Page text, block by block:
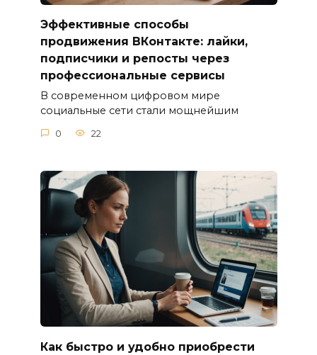
Эффективные способы
продвижения ВКонтакте: лайки,
подписчики и репосты через
профессиональные сервисы
В современном цифровом мире
социальные сети стали мощнейшим
0 22
Как быстро и удобно приобрести